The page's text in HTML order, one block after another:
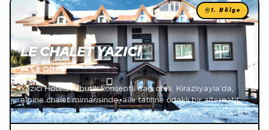
1. Bölge
LE CHALET YAZICI
🛏58 ODA🌐
Yazıcı Hotels'in butik konseptli dağ otelı. Kirazlıyayla'da,
alpine chalet mimarisinde, aile tatiline odaklı bir alternatif.